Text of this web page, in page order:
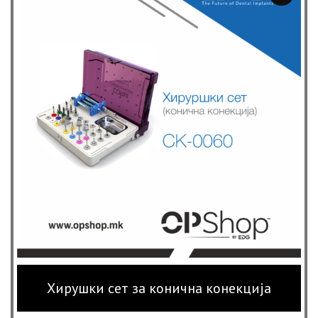
85,750 ден
Хирушки сет за конична конекција